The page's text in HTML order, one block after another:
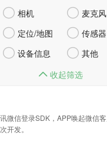
 相机  麦克风
 定位/地图  传感器
 设备信息  其他
收起筛选
微信登录SDK，APP唤起微信
开发。